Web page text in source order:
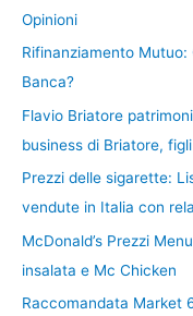
Opinioni
Rifinanziamento Mutuo:
Banca?
Flavio Briatore
business di Briatore,
Prezzi delle sigarette:
vendute in Italia con
McDonald’s Prezzi
insalata e Mc Chicken
Raccomandata Market